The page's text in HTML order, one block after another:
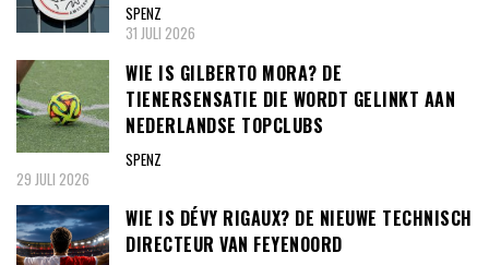
SPENZ
31 JULI 2026
WIE IS GILBERTO MORA? DE
TIENERSENSATIE DIE WORDT GELINKT AAN
NEDERLANDSE TOPCLUBS
SPENZ
29 JULI 2026
WIE IS DÉVY RIGAUX? DE NIEUWE TECHNISCH
DIRECTEUR VAN FEYENOORD